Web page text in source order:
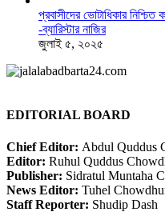
প্রবাসীদের ভোটাধিকার
-ব্যারিস্টার নাজির
জুলাই ৫, ২০২৫
EDITORIAL BOARD
Chief Editor: Abdul Quddus
Editor: Ruhul Quddus
Publisher: Sidratul Muntaha
News Editor: Tuhel
Staff Reporter: Shudip Dash